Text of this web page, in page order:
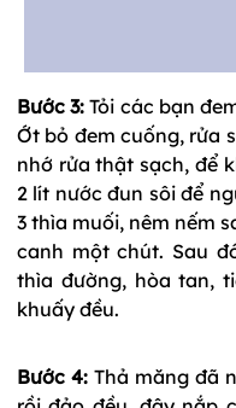
Bước 3: Tỏi các bạn
Ớt bỏ đem cuống, rửa
nhớ rửa thật sạch, để
2 lít nước đun sôi để
3 thìa muối, nêm nếm
canh một chút. Sau
thìa đường, hòa tan,
khuấy đều.
Bước 4: Thả măng đã